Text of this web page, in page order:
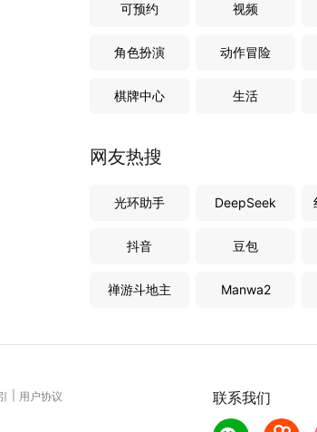
可预约 视频
角色扮演 动作冒险
棋牌中心 生活
网友热搜
光环助手 DeepSeek
抖音 豆包
禅游斗地主 Manwa2
联系我们
用户协议